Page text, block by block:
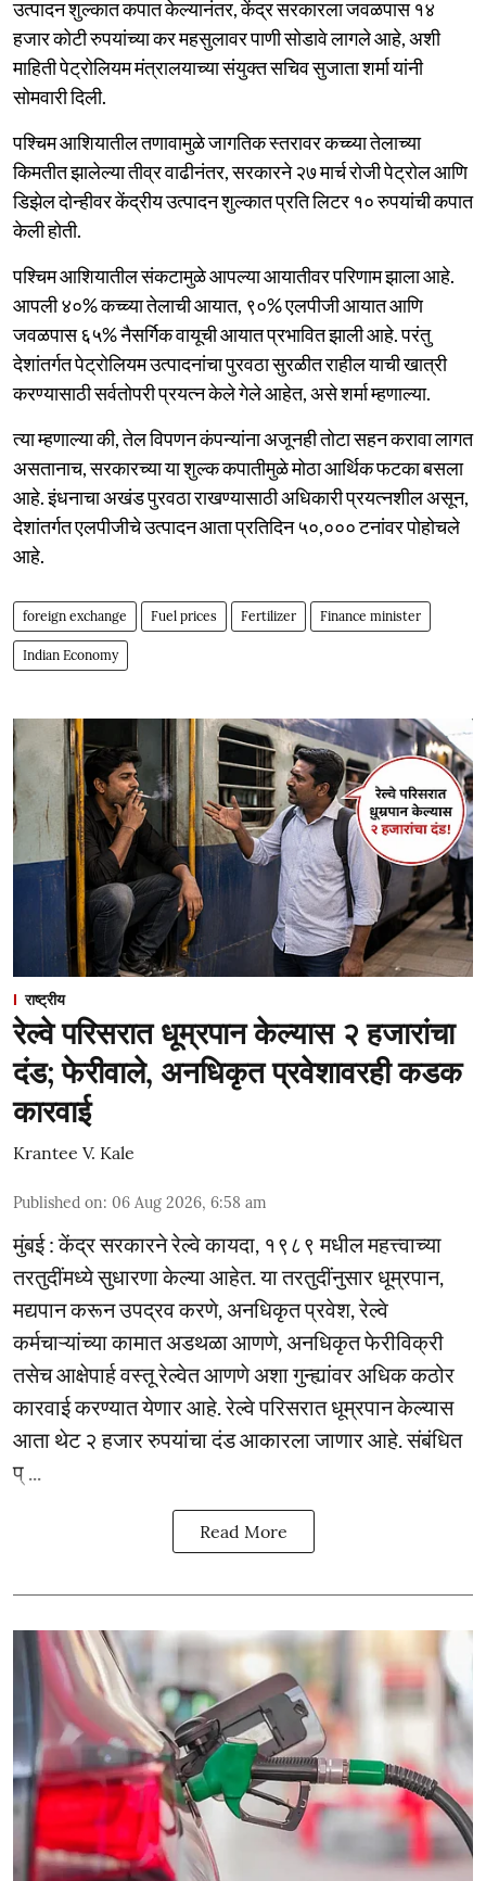
उत्पादन शुल्कात कपात केल्यानंतर, केंद्र सरकारला जवळपास १४
हजार कोटी रुपयांच्या कर महसुलावर पाणी सोडावे लागले आहे, अशी
माहिती पेट्रोलियम मंत्रालयाच्या संयुक्त सचिव सुजाता शर्मा यांनी
सोमवारी दिली.
पश्चिम आशियातील तणावामुळे जागतिक स्तरावर कच्च्या तेलाच्या
किमतीत झालेल्या तीव्र वाढीनंतर, सरकारने २७ मार्च रोजी पेट्रोल आणि
डिझेल दोन्हीवर केंद्रीय उत्पादन शुल्कात प्रति लिटर १० रुपयांची कपात
केली होती.
पश्चिम आशियातील संकटामुळे आपल्या आयातीवर परिणाम झाला आहे.
आपली ४०% कच्च्या तेलाची आयात, ९०% एलपीजी आयात आणि
जवळपास ६५% नैसर्गिक वायूची आयात प्रभावित झाली आहे. परंतु
देशांतर्गत पेट्रोलियम उत्पादनांचा पुरवठा सुरळीत राहील याची खात्री
करण्यासाठी सर्वतोपरी प्रयत्न केले गेले आहेत, असे शर्मा म्हणाल्या.
त्या म्हणाल्या की, तेल विपणन कंपन्यांना अजूनही तोटा सहन करावा लागत
असतानाच, सरकारच्या या शुल्क कपातीमुळे मोठा आर्थिक फटका बसला
आहे. इंधनाचा अखंड पुरवठा राखण्यासाठी अधिकारी प्रयत्नशील असून,
देशांतर्गत एलपीजीचे उत्पादन आता प्रतिदिन ५०,००० टनांवर पोहोचले
आहे.
foreign exchange Fuel prices Fertilizer Finance minister
Indian Economy
राष्ट्रीय
रेल्वे परिसरात धूम्रपान केल्यास २ हजारांचा
दंड; फेरीवाले, अनधिकृत प्रवेशावरही कडक
कारवाई
Krantee V. Kale
Published on: 06 Aug 2026, 6:58 am
मुंबई : केंद्र सरकारने रेल्वे कायदा, १९८९ मधील महत्त्वाच्या
तरतुदींमध्ये सुधारणा केल्या आहेत. या तरतुदींनुसार धूम्रपान,
मद्यपान करून उपद्रव करणे, अनधिकृत प्रवेश, रेल्वे
कर्मचाऱ्यांच्या कामात अडथळा आणणे, अनधिकृत फेरीविक्री
तसेच आक्षेपार्ह वस्तू रेल्वेत आणणे अशा गुन्ह्यांवर अधिक कठोर
कारवाई करण्यात येणार आहे. रेल्वे परिसरात धूम्रपान केल्यास
आता थेट २ हजार रुपयांचा दंड आकारला जाणार आहे. संबंधित
प् ...
Read More